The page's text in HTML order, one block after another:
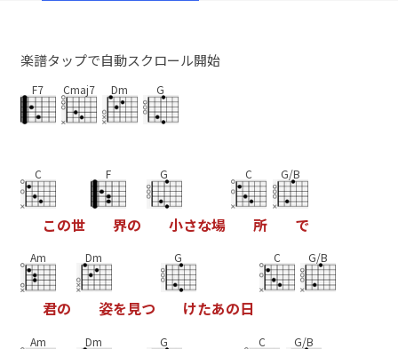
楽譜タップで自動スクロール開始
F7 Cmaj7 Dm G
C
この世
F
界の
G
小さな場
C
所
G/B
で
Am
君の
Dm
姿を見つ
G
けたあの日
C G/B
Am Dm G C G/B